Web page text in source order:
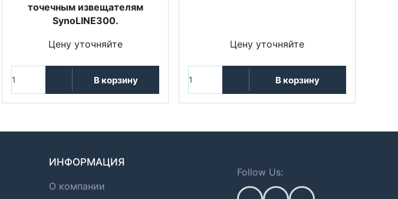
точечным извещателям
SynoLINE300.
Цену уточняйте
В корзину
Цену уточняйте
В корзину
ИНФОРМАЦИЯ
О компании
Follow Us: